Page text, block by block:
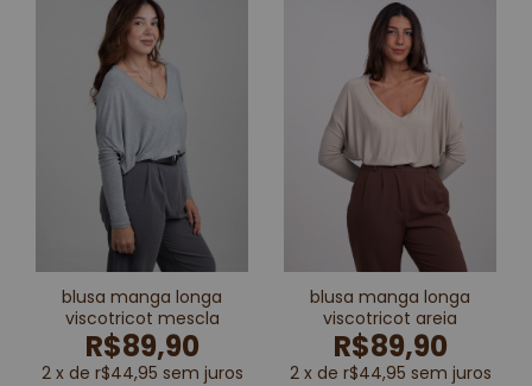
blusa manga longa
viscotricot mescla
R$89,90
2 x de r$44,95 sem juros
blusa manga longa
viscotricot areia
R$89,90
2 x de r$44,95 sem juros